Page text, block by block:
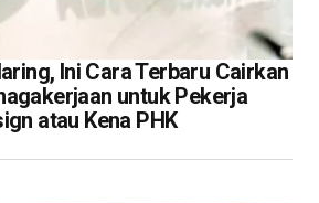
Ini Cara Terbaru Cairkan
untuk Pekerja
atau Kena PHK